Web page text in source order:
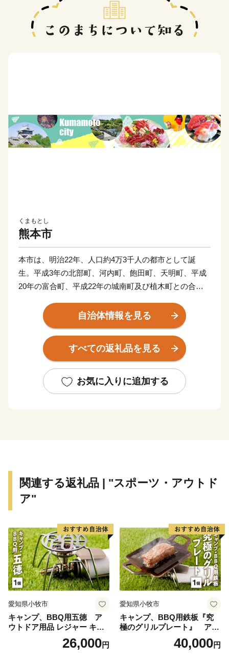
くまもとし
熊本市
本市は、明治22年、人口約4万3千人の都市として誕
生。平成3年の北部町、河内町、飽田町、天明町、平成
20年の富合町、平成22年の城南町及び植木町との合併
政令指定都市へ移行しました。
平成24年7月九州北部豪雨や平成28年熊本地震など、度
重なる災害に見舞われましたが、国内外からの温かいご
の歩みを着実に進めてまいりました。
自治体情報を見る
すべての返礼品を見る
お気に入りに追加する
関連する返礼品 | "スポーツ・アウトド
ア"
愛知県小牧市
キャンプ、BBQ用五徳 ア
ウトドア用品 レジャー キャ
ンプ バーベキュー BBQ 五徳
26,000円
愛知県小牧市
キャンプ、BBQ用鉄板『究
極のグリルプレート』 アウ
トドア用品 レジャー キャン
プ バーベキュー BBQ 鉄板
40,000円